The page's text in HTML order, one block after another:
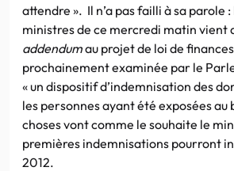
attendre ». Il n’a pas failli à sa parole
ministres de ce mercredi matin vient
addendumau projet de loi de
prochainement examinée par le
« un dispositif d’indemnisation des
les personnes ayant été exposées au
choses vont comme le souhaite le
premières indemnisations pourront
2012.